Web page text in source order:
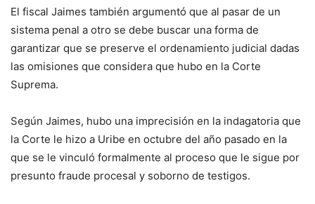
El fiscal Jaimes también argumentó que al pasar de un
sistema penal a otro se debe buscar una forma de
garantizar que se preserve el ordenamiento judicial dadas
las omisiones que considera que hubo en la Corte
Suprema.
Según Jaimes, hubo una imprecisión en la indagatoria que
la Corte le hizo a Uribe en octubre del año pasado en la
que se le vinculó formalmente al proceso que le sigue por
presunto fraude procesal y soborno de testigos.